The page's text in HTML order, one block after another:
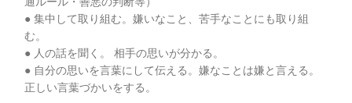
● 集中して取り組む。嫌いなこと、苦手なことにも取り組
む。
● 人の話を聞く。 相手の思いが分かる。
● 自分の思いを言葉にして伝える。嫌なことは嫌と言える。
正しい言葉づかいをする。